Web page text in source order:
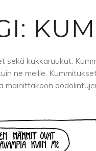
sekä kukkaruukut.
ne meille.